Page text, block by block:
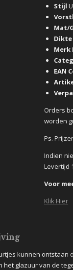
Stijl
Mat/
Dikte
Merk
EAN
Orders
worden
Ps.
Indien
Levertijd
Voor
Klik Hier
kunnen ontstaan
het glazuur van de